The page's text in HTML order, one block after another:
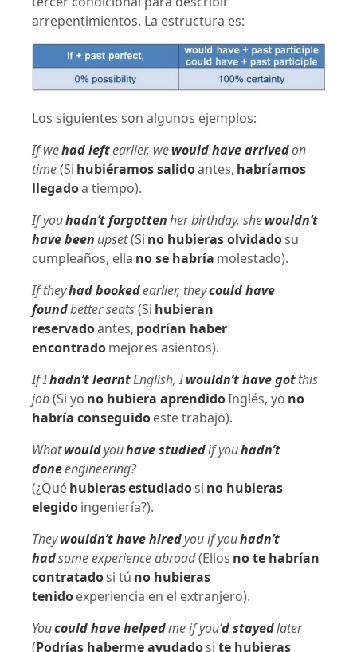
arrepentimientos. La estructura es:
Los siguientes son algunos ejemplos:
If wehad leftearlier, wewould have arrivedon
time(Si hubiéramos salidoantes, habríamos
llegadoa tiempo).
If youhadn’t forgottenher birthday, shewouldn’t
have been upset(Si no hubieras olvidadosu
cumpleaños, ella no se habría molestado).
If theyhad bookedearlier, theycould have
foundbetter seats(Si hubieran
reservadoantes, podrían haber
encontradomejores asientos).
If Ihadn’t learntEnglish, Iwouldn’t have gotthis
job(Si yo no hubiera aprendidoInglés, yo no
habría conseguidoeste trabajo).
Whatwouldyouhave studiedif youhadn’t
doneengineering?
(¿Quéhubieras estudiadosi no hubieras
elegidoingeniería?).
Theywouldn’t have hiredyou if youhadn’t
hadsome experience abroad(Ellos no te habrían
contratadosi tú no hubieras
tenidoexperiencia en el extranjero).
Youcould have helpedme if you’d stayedlater
(Podrías haberme ayudadosi te hubieras